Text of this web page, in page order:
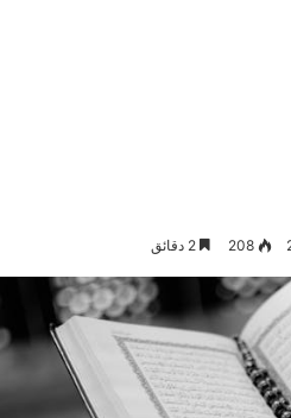
208 2 دقائق